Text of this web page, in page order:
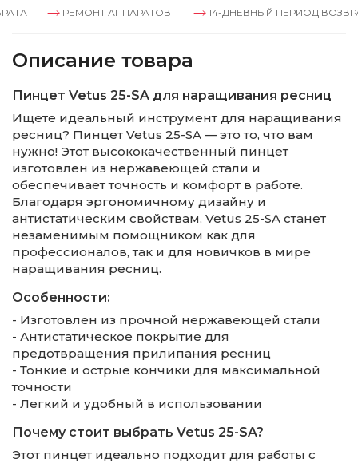
РЕМОНТ АППАРАТОВ 14-ДНЕВНЫЙ ПЕРИОД
Описание товара
Пинцет Vetus 25-SA для наращивания ресниц
Ищете идеальный инструмент для наращивания
ресниц? Пинцет Vetus 25-SA — это то, что вам
нужно! Этот высококачественный пинцет
изготовлен из нержавеющей стали и
обеспечивает точность и комфорт в работе.
Благодаря эргономичному дизайну и
антистатическим свойствам, Vetus 25-SA станет
незаменимым помощником как для
профессионалов, так и для новичков в мире
наращивания ресниц.
Особенности:
- Изготовлен из прочной нержавеющей стали
- Антистатическое покрытие для
предотвращения прилипания ресниц
- Тонкие и острые кончики для максимальной
точности
- Легкий и удобный в использовании
Почему стоит выбрать Vetus 25-SA?
Этот пинцет идеально подходит для работы с